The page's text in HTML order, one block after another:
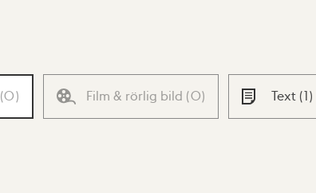
(0) Film & rörlig bild (0) Text (1)